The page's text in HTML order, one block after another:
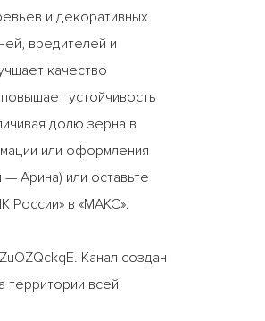
и декоративных
вредителей и
качество
устойчивость
долю зерна в
или оформления
Арина) или оставьте
России» в «МАКС».
Канал создан
территории всей